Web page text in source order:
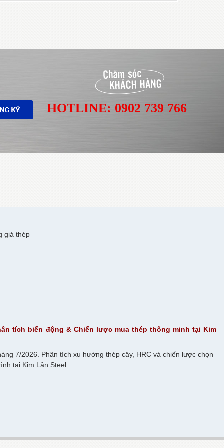
HOTLINE: 0902 739 766
giá thép
tích biến động & Chiến lược mua thép thông minh tại Kim
7/2026. Phân tích xu hướng thép cây, HRC và chiến lược chọn
tại Kim Lân Steel.
Động Không? Cập Nhật Mới Nhất Tại TP.HCM